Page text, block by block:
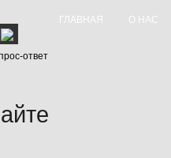
ГЛАВНАЯ О НАС
ответ